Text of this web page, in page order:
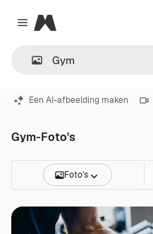
Close menu
Magnific
Een AI-afbeelding maken
Gym-Foto's
Foto's